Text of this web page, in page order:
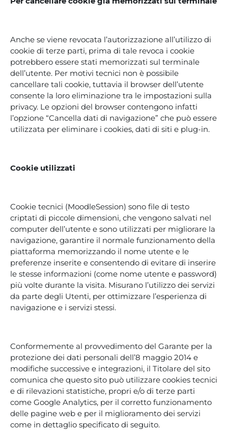
Anche se viene revocata l’autorizzazione all’utilizzo di
cookie di terze parti, prima di tale revoca i cookie
potrebbero essere stati memorizzati sul terminale
dell’utente. Per motivi tecnici non è possibile
cancellare tali cookie, tuttavia il browser dell’utente
consente la loro eliminazione tra le impostazioni sulla
privacy. Le opzioni del browser contengono infatti
l’opzione “Cancella dati di navigazione” che può essere
utilizzata per eliminare i cookies, dati di siti e plug-in.
Cookie utilizzati
Cookie tecnici (MoodleSession) sono file di testo
criptati di piccole dimensioni, che vengono salvati nel
computer dell’utente e sono utilizzati per migliorare la
navigazione, garantire il normale funzionamento della
piattaforma memorizzando il nome utente e le
preferenze inserite e consentendo di evitare di inserire
le stesse informazioni (come nome utente e password)
più volte durante la visita. Misurano l’utilizzo dei servizi
da parte degli Utenti, per ottimizzare l’esperienza di
navigazione e i servizi stessi.
Conformemente al provvedimento del Garante per la
protezione dei dati personali dell’8 maggio 2014 e
modifiche successive e integrazioni, il Titolare del sito
comunica che questo sito può utilizzare cookies tecnici
e di rilevazioni statistiche, propri e/o di terze parti
come Google Analytics, per il corretto funzionamento
delle pagine web e per il miglioramento dei servizi
come in dettaglio specificato di seguito.